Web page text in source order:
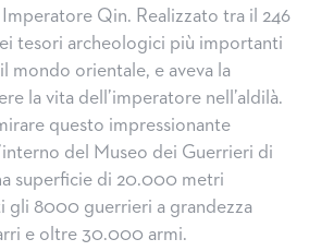
Qin. Realizzato tra il 246
tesori archeologici più importanti
mondo orientale, e aveva la
la vita dell’imperatore nell’aldilà.
questo impressionante
del Museo dei Guerrieri di
superficie di 20.000 metri
gli 8000 guerrieri a grandezza
e oltre 30.000 armi.